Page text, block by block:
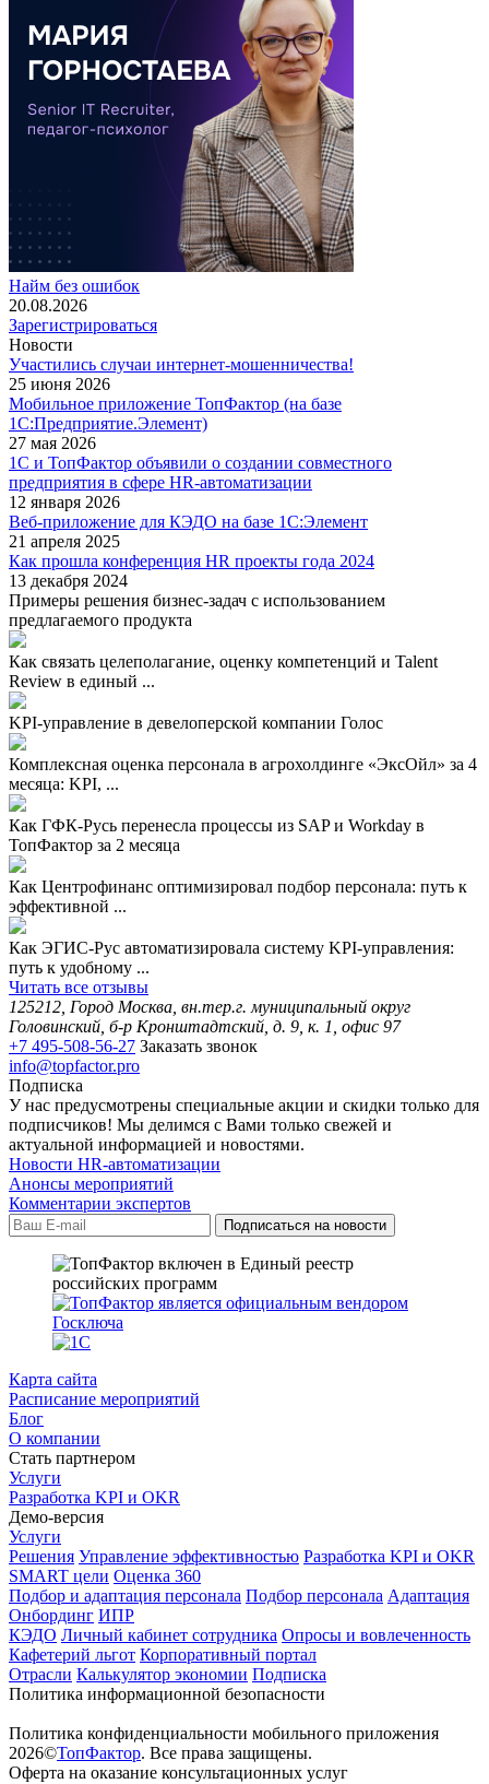
Найм без ошибок
20.08.2026
Зарегистрироваться
Новости
Участились случаи интернет-мошенничества!
25 июня 2026
Мобильное приложение ТопФактор (на базе
1С:Предприятие.Элемент)
27 мая 2026
1С и ТопФактор объявили о создании совместного
предприятия в сфере HR-автоматизации
12 января 2026
Веб-приложение для КЭДО на базе 1С:Элемент
21 апреля 2025
Как прошла конференция HR проекты года 2024
13 декабря 2024
Примеры решения бизнес-задач с использованием
предлагаемого продукта
Как связать целеполагание, оценку компетенций и Talent
Review в единый ...
KPI-управление в девелоперской компании Голос
Комплексная оценка персонала в агрохолдинге «ЭксОйл» за 4
месяца: KPI, ...
Как ГФК-Русь перенесла процессы из SAP и Workday в
ТопФактор за 2 месяца
Как Центрофинанс оптимизировал подбор персонала: путь к
эффективной ...
Как ЭГИС-Рус автоматизировала систему KPI-управления:
путь к удобному ...
Читать все отзывы
125212, Город Москва, вн.тер.г. муниципальный округ
Головинский, б-р Кронштадтский, д. 9, к. 1, офис 97
+7 495-508-56-27 Заказать звонок
info@topfactor.pro
Подписка
У нас предусмотрены специальные акции и скидки только для
подписчиков! Мы делимся с Вами только свежей и
актуальной информацией и новостями.
Новости HR-автоматизации
Анонсы мероприятий
Комментарии экспертов
Карта сайта
Расписание мероприятий
Блог
О компании
Стать партнером
Услуги
Разработка KPI и OKR
Демо-версия
Услуги
Решения Управление эффективностью Разработка KPI и OKR
SMART цели Оценка 360
Подбор и адаптация персонала Подбор персонала Адаптация
Онбординг ИПР
КЭДО Личный кабинет сотрудника Опросы и вовлеченность
Кафетерий льгот Корпоративный портал
Отрасли Калькулятор экономии Подписка
Политика информационной безопасности
Политика конфиденциальности мобильного приложения
2026©ТопФактор. Все права защищены.
Оферта на оказание консультационных услуг